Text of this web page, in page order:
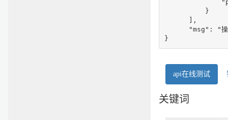
          }
      ],
"msg": "操
}
api在线测试
关键词